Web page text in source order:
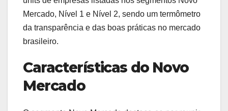
Mercado, Nível 1 e Nível 2, sendo um termômetro
da transparência e das boas práticas no mercado
brasileiro.
Características do Novo
Mercado